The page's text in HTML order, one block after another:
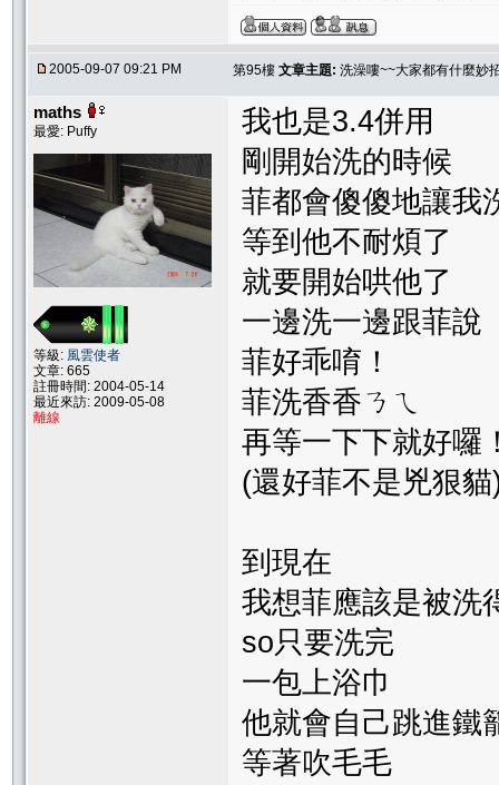
2005-09-07 09:21 PM 第95樓 文章主題: 洗澡嘍~~大家都有什麼妙
maths
最愛: Puffy
等級: 風雲使者
文章: 665
註冊時間: 2004-05-14
最近來訪: 2009-05-08
離線
我也是3.4併用
剛開始洗的時候
菲都會傻傻地讓我
等到他不耐煩了
就要開始哄他了
一邊洗一邊跟菲說
菲好乖唷！
菲洗香香ㄋㄟ
再等一下下就好囉
(還好菲不是兇狠貓
到現在
我想菲應該是被洗
so只要洗完
一包上浴巾
他就會自己跳進鐵
等著吹毛毛